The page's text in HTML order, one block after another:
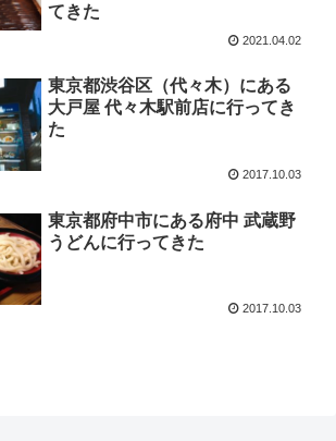
てきた
2021.04.02
東京都渋谷区（代々木）にある
大戸屋 代々木駅前店に行ってき
た
2017.10.03
東京都府中市にある府中 武蔵野
うどんに行ってきた
2017.10.03